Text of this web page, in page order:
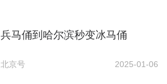
兵马俑到哈尔滨秒变冰马俑
北京号 2025-01-06